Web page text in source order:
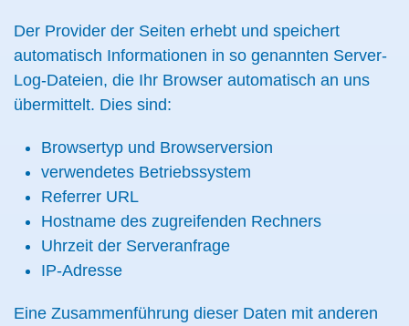
Der Provider der Seiten erhebt und speichert
automatisch Informationen in so genannten Server-
Log-Dateien, die Ihr Browser automatisch an uns
übermittelt. Dies sind:
Browsertyp und Browserversion
verwendetes Betriebssystem
Referrer URL
Hostname des zugreifenden Rechners
Uhrzeit der Serveranfrage
IP-Adresse
Eine Zusammenführung dieser Daten mit anderen